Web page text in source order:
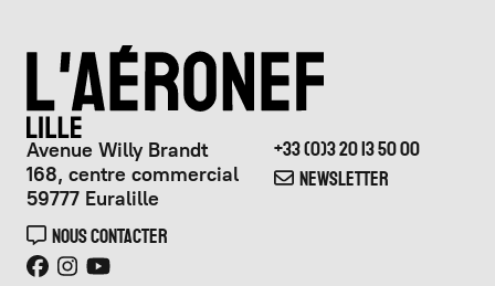
Avenue Willy Brandt
168, centre commercial
59777 Euralille
NOUS CONTACTER
+33 (0)3 20 13 50 00
NEWSLETTER